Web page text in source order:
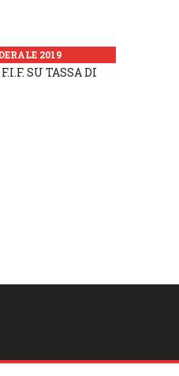
2019
SU TASSA DI